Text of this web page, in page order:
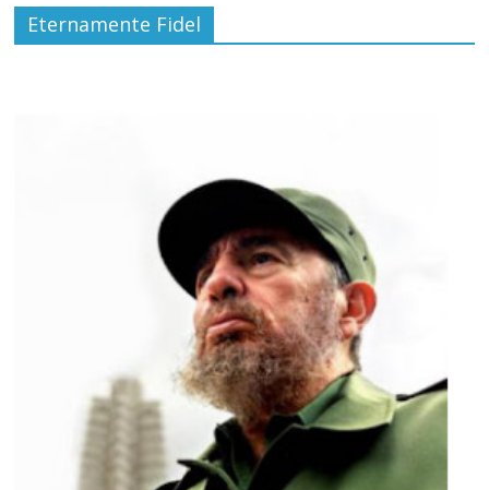
Eternamente Fidel